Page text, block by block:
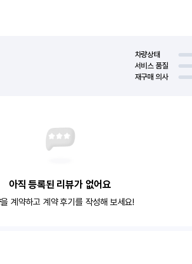
차량상태
서비스 품질
재구매 의사
아직 등록된 리뷰가 없어요
계약하고 계약 후기를 작성해 보세요!